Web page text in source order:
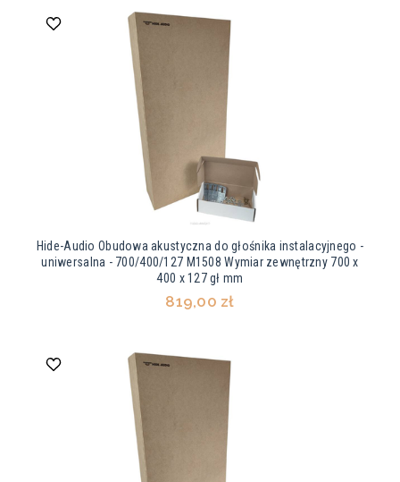
Hide-Audio Obudowa akustyczna do głośnika instalacyjnego -
uniwersalna - 700/400/127 M1508 Wymiar zewnętrzny 700 x
400 x 127 gł mm
819,00 zł